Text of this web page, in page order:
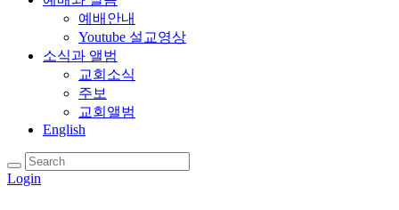
예배안내
Youtube 설교영상
소식과 앨범
교회소식
주보
교회앨범
English
Login